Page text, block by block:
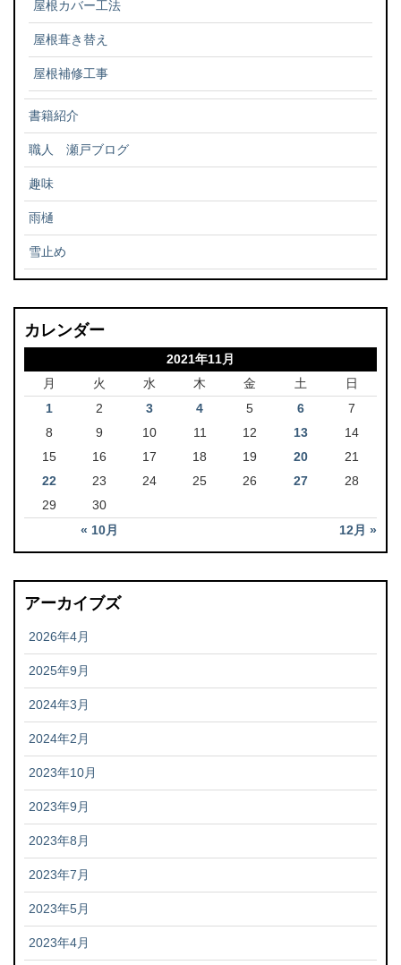
屋根カバー工法
屋根葺き替え
屋根補修工事
書籍紹介
職人 瀬戸ブログ
趣味
雨樋
雪止め
カレンダー
2021年11月
月
火 水 木 金 土 日
« 10月 12月 »
1 2 3 4 5 6
7
8
9 10 11 12 13
14
15
16 17 18 19 20
21
22
23 24 25 26 27
28
29
30
アーカイブズ
2026年4月
2025年9月
2024年3月
2024年2月
2023年10月
2023年9月
2023年8月
2023年7月
2023年5月
2023年4月